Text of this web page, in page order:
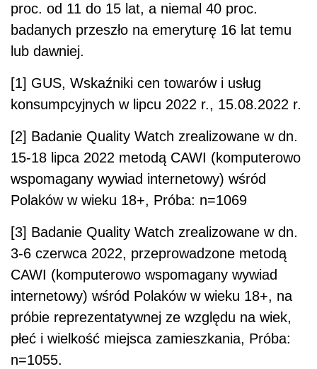
proc. od 11 do 15 lat, a niemal 40 proc.
badanych przeszło na emeryturę 16 lat temu
lub dawniej.
[1] GUS, Wskaźniki cen towarów i usług
konsumpcyjnych w lipcu 2022 r., 15.08.2022 r.
[2] Badanie Quality Watch zrealizowane w dn.
15-18 lipca 2022 metodą CAWI (komputerowo
wspomagany wywiad internetowy) wśród
Polaków w wieku 18+, Próba: n=1069
[3] Badanie Quality Watch zrealizowane w dn.
3-6 czerwca 2022, przeprowadzone metodą
CAWI (komputerowo wspomagany wywiad
internetowy) wśród Polaków w wieku 18+, na
próbie reprezentatywnej ze względu na wiek,
płeć i wielkość miejsca zamieszkania, Próba:
n=1055.